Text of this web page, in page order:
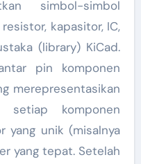
simbol-simbol
kapasitor, IC,
(library) KiCad.
pin komponen
merepresentasikan
setiap komponen
yang unik (misalnya
yang tepat. Setelah